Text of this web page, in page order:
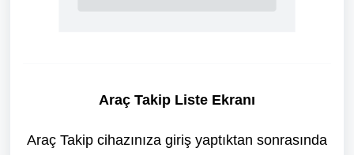
Araç Takip Liste Ekranı
Araç Takip cihazınıza giriş yaptıktan sonrasında